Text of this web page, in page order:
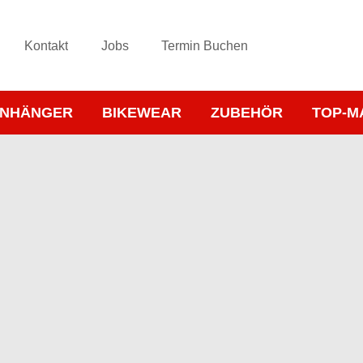
Kontakt Jobs Termin Buchen
BIKEWEAR ZUBEHÖR TOP-